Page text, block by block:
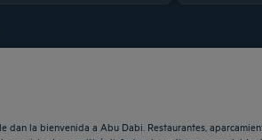
dan la bienvenida a Abu Dabi. Restaurantes,